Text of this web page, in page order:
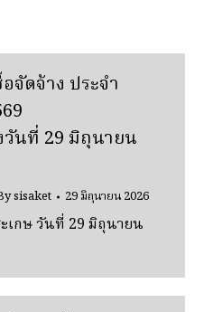
จัดจ้าง ประจํา
วันที่ 29 มิถุนายน
sisaket 29 มิถุนายน 2026
เกษ วันที่ 29 มิถุนายน